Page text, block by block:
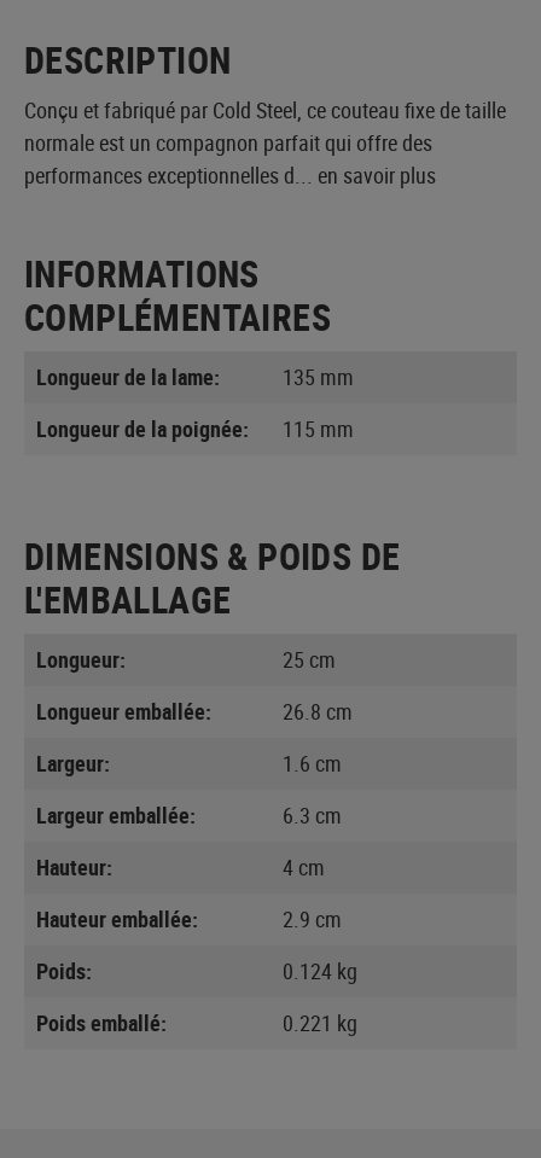
DESCRIPTION
Conçu et fabriqué par Cold Steel, ce couteau fixe de taille
normale est un compagnon parfait qui offre des
performances exceptionnelles d... en savoir plus
INFORMATIONS
COMPLÉMENTAIRES
Longueur de la lame:
135 mm
Longueur de la poignée:
115 mm
DIMENSIONS & POIDS DE
L'EMBALLAGE
Longueur:
25 cm
Longueur emballée:
26.8 cm
Largeur:
1.6 cm
Largeur emballée:
6.3 cm
Hauteur:
4 cm
Hauteur emballée:
2.9 cm
Poids:
0.124 kg
Poids emballé:
0.221 kg